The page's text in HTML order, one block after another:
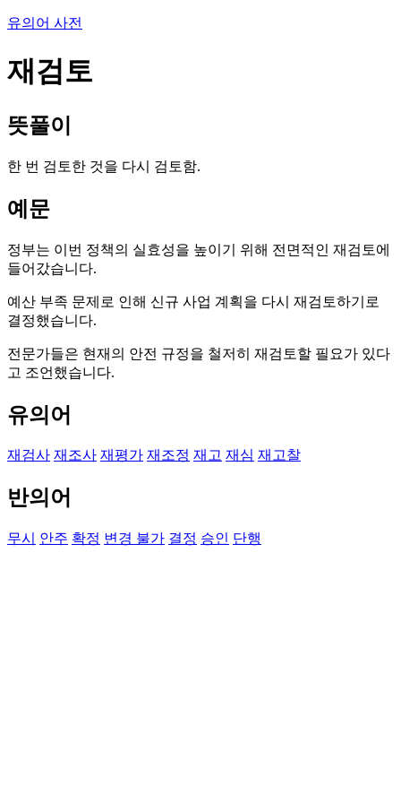
유의어 사전
재검토
뜻풀이
한 번 검토한 것을 다시 검토함.
예문
정부는 이번 정책의 실효성을 높이기 위해 전면적인 재검토에
들어갔습니다.
예산 부족 문제로 인해 신규 사업 계획을 다시 재검토하기로
결정했습니다.
전문가들은 현재의 안전 규정을 철저히 재검토할 필요가 있다
고 조언했습니다.
유의어
재검사 재조사 재평가 재조정 재고 재심 재고찰
반의어
무시 안주 확정 변경 불가 결정 승인 단행